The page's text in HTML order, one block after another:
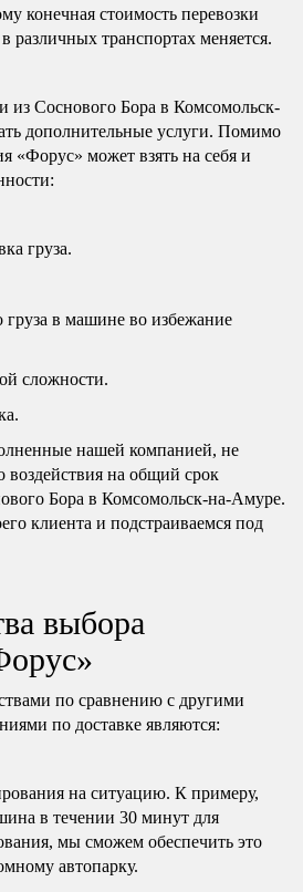
конечная стоимость перевозки
различных транспортах меняется.
из Соснового Бора в Комсомольск-
дополнительные услуги. Помимо
«Форус» может взять на себя и
груза.
груза в машине во избежание
сложности.
нашей компанией, не
воздействия на общий срок
Бора в Комсомольск-на-Амуре.
клиента и подстраиваемся под
выбора
по сравнению с другими
по доставке являются:
на ситуацию. К примеру,
в течении 30 минут для
мы сможем обеспечить это
автопарку.